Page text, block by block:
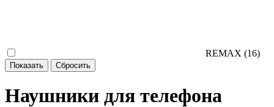
REMAX (16)
Наушники для телефона